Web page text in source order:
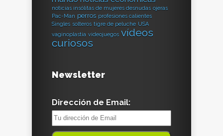
noticias insólitas de mujeres desnudas ojeras
Pac-Man perros profesiones calientes
Singles solteros tigre de peluche USA
vaginoplastia videojuegos vídeos
curiosos
Newsletter
Dirección de Email: